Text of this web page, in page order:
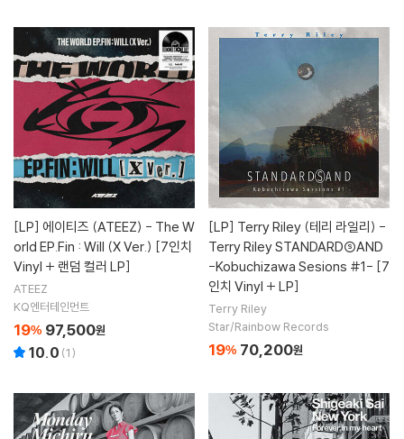
[LP] 에이티즈 (ATEEZ) - The W
orld EP.Fin : Will (X Ver.) [7인치
Vinyl + 랜덤 컬러 LP]
ATEEZ
KQ엔터테인먼트
19% 97,500원
10.0 (1)
[LP] Terry Riley (테리 라일리) -
Terry Riley STANDARDⓈAND
-Kobuchizawa Sesions #1- [7
인치 Vinyl + LP]
Terry Riley
Star/Rainbow Records
19% 70,200원